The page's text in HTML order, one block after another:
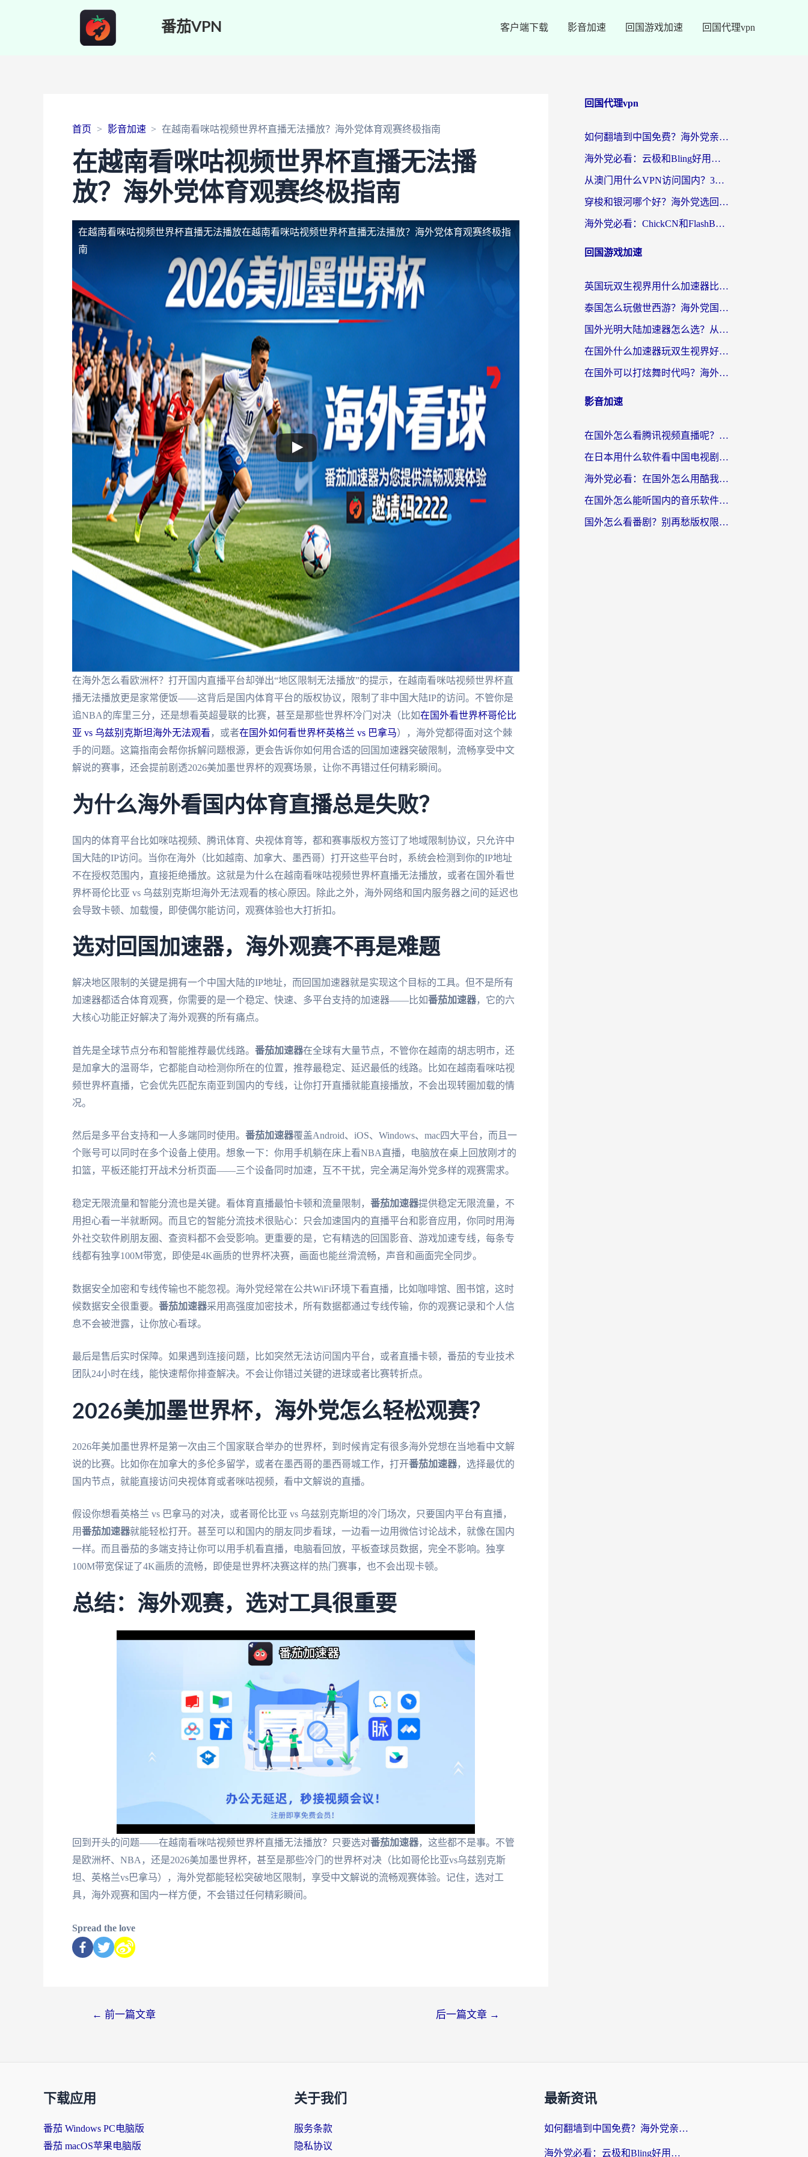
番茄VPN 客户端下载 影音加速 回国游戏加速 回国代理vpn
首页 影音加速 在越南看咪咕视频世界杯直播无法播放？海外党体育观赛终极指南
在越南看咪咕视频世界杯直播无法播
放？海外党体育观赛终极指南
在越南看咪咕视频世界杯直播无法播放在越南看咪咕视频世界杯直播无法播放？海外党体育观赛终极指
南
在海外怎么看欧洲杯？打开国内直播平台却弹出“地区限制无法播放”的提示，在越南看咪咕视频世界杯直
播无法播放更是家常便饭——这背后是国内体育平台的版权协议，限制了非中国大陆IP的访问。不管你是
追NBA的库里三分，还是想看英超曼联的比赛，甚至是那些世界杯冷门对决（比如在国外看世界杯哥伦比
亚 vs 乌兹别克斯坦海外无法观看 ，或者在国外如何看世界杯英格兰 vs 巴拿马），海外党都得面对这个棘
手的问题。这篇指南会帮你拆解问题根源，更会告诉你如何用合适的回国加速器突破限制，流畅享受中文
解说的赛事，还会提前剧透2026美加墨世界杯的观赛场景，让你不再错过任何精彩瞬间。
为什么海外看国内体育直播总是失败？
国内的体育平台比如咪咕视频、腾讯体育、央视体育等，都和赛事版权方签订了地域限制协议，只允许中
国大陆的IP访问。当你在海外（比如越南、加拿大、墨西哥）打开这些平台时，系统会检测到你的IP地址
不在授权范围内，直接拒绝播放。这就是为什么在越南看咪咕视频世界杯直播无法播放，或者在国外看世
界杯哥伦比亚 vs 乌兹别克斯坦海外无法观看的核心原因。除此之外，海外网络和国内服务器之间的延迟也
会导致卡顿、加载慢，即使偶尔能访问，观赛体验也大打折扣。
选对回国加速器，海外观赛不再是难题
解决地区限制的关键是拥有一个中国大陆的IP地址，而回国加速器就是实现这个目标的工具。但不是所有
加速器都适合体育观赛，你需要的是一个稳定、快速、多平台支持的加速器——比如番茄加速器，它的六
大核心功能正好解决了海外观赛的所有痛点。
首先是全球节点分布和智能推荐最优线路。 番茄加速器在全球有大量节点，不管你在越南的胡志明市，还
是加拿大的温哥华，它都能自动检测你所在的位置，推荐最稳定、延迟最低的线路。比如在越南看咪咕视
频世界杯直播，它会优先匹配东南亚到国内的专线，让你打开直播就能直接播放，不会出现转圈加载的情
况。
然后是多平台支持和一人多端同时使用。 番茄加速器覆盖Android、iOS、Windows、mac四大平台，而且一
个账号可以同时在多个设备上使用。想象一下：你用手机躺在床上看NBA直播，电脑放在桌上回放刚才的
扣篮，平板还能打开战术分析页面——三个设备同时加速，互不干扰，完全满足海外党多样的观赛需求。
稳定无限流量和智能分流也是关键。看体育直播最怕卡顿和流量限制， 番茄加速器提供稳定无限流量，不
用担心看一半就断网。而且它的智能分流技术很贴心：只会加速国内的直播平台和影音应用，你同时用海
外社交软件刷朋友圈、查资料都不会受影响。更重要的是，它有精选的回国影音、游戏加速专线，每条专
线都有独享100M带宽，即使是4K画质的世界杯决赛，画面也能丝滑流畅，声音和画面完全同步。
数据安全加密和专线传输也不能忽视。海外党经常在公共WiFi环境下看直播，比如咖啡馆、图书馆，这时
候数据安全很重要。 番茄加速器采用高强度加密技术，所有数据都通过专线传输，你的观赛记录和个人信
息不会被泄露，让你放心看球。
最后是售后实时保障。如果遇到连接问题，比如突然无法访问国内平台，或者直播卡顿，番茄的专业技术
团队24小时在线，能快速帮你排查解决。不会让你错过关键的进球或者比赛转折点。
2026美加墨世界杯，海外党怎么轻松观赛？
2026年美加墨世界杯是第一次由三个国家联合举办的世界杯，到时候肯定有很多海外党想在当地看中文解
说的比赛。比如你在加拿大的多伦多留学，或者在墨西哥的墨西哥城工作，打开番茄加速器，选择最优的
国内节点，就能直接访问央视体育或者咪咕视频，看中文解说的直播。
假设你想看英格兰 vs 巴拿马的对决，或者哥伦比亚 vs 乌兹别克斯坦的冷门场次，只要国内平台有直播，
用番茄加速器就能轻松打开。甚至可以和国内的朋友同步看球，一边看一边用微信讨论战术，就像在国内
一样。而且番茄的多端支持让你可以用手机看直播，电脑看回放，平板查球员数据，完全不影响。独享
100M带宽保证了4K画质的流畅，即使是世界杯决赛这样的热门赛事，也不会出现卡顿。
总结：海外观赛，选对工具很重要
回到开头的问题——在越南看咪咕视频世界杯直播无法播放？只要选对番茄加速器，这些都不是事。不管
是欧洲杯、NBA，还是2026美加墨世界杯，甚至是那些冷门的世界杯对决（比如哥伦比亚vs乌兹别克斯
坦、英格兰vs巴拿马），海外党都能轻松突破地区限制，享受中文解说的流畅观赛体验。记住，选对工
具，海外观赛和国内一样方便，不会错过任何精彩瞬间。
Spread the love
← 前一篇文章 后一篇文章 →
回国代理vpn
如何翻墙到中国免费？海外党亲测：从踩坑到选对加速器的全攻略
海外党必看：云极和Bling好用吗？3分钟教你选对回国加速器
从澳门用什么VPN访问国内？3个实用标准帮你避开坑，无缝刷剧听歌
穿梭和银河哪个好？海外党选回国加速器的避坑指南，附番茄加速器实测体验
海外党必看：ChickCN和FlashBack好用吗？3招教你选对回国加速器（附云极、HomeCN、斧牛vs艾果对比）
回国游戏加速
英国玩双生视界用什么加速器比较好？海外党亲测有效的国服游戏加速方案
泰国怎么玩傲世西游？海外党国服游戏加速终极攻略（附光明大陆量子特攻实测）
国外光明大陆加速器怎么选？从卡顿到丝滑的终极指南（含德国玩走开外星人墨西哥玩俄罗斯方块技巧）
在国外什么加速器玩双生视界好用？海外党亲测不踩坑的终极指南
在国外可以打炫舞时代吗？海外玩家国服游戏加速全攻略（附实测推荐）
影音加速
在国外怎么看腾讯视频直播呢？留学生亲测有效的回国加速指南
在日本用什么软件看中国电视剧呢？留学生亲测有效的回国加速方案
海外党必看：在国外怎么用酷我音乐听音乐？告别“地区不支持”的实用指南
在国外怎么能听国内的音乐软件？别让版权限制断了你的“中文歌单”
国外怎么看番剧？别再愁版权限制！一个工具解决所有回国追剧难题
下载应用
番茄 Windows PC电脑版
番茄 macOS苹果电脑版
关于我们
服务条款
隐私协议
最新资讯
如何翻墙到中国免费？海外党亲测：从踩坑到选对加速器的全攻略
海外党必看：云极和Bling好用吗？3分钟教你选对回国加速器